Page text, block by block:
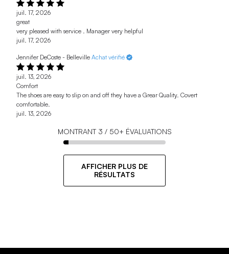
juil. 17, 2026
great
very pleased with service . Manager very helpful
juil. 17, 2026
Jennifer DeCoste - Belleville Achat vérifié
juil. 13, 2026
Comfort
The shoes are easy to slip on and off they have a Grear Quality. Covert
comfortable.
juil. 13, 2026
MONTRANT 3 / 50+ ÉVALUATIONS
AFFICHER PLUS DE
RÉSULTATS